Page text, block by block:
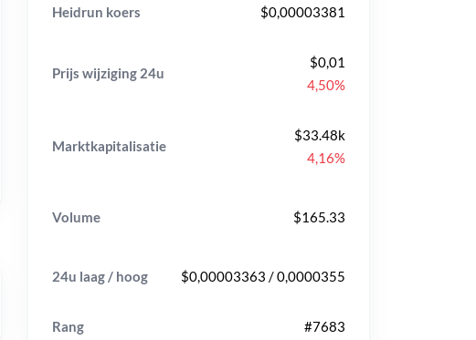
Heidrun koers $0,00003381
Prijs wijziging 24u
$0,01
4,50%
Marktkapitalisatie
$33.48k
4,16%
Volume $165.33
24u laag / hoog $0,00003363 / 0,0000355
Rang #7683